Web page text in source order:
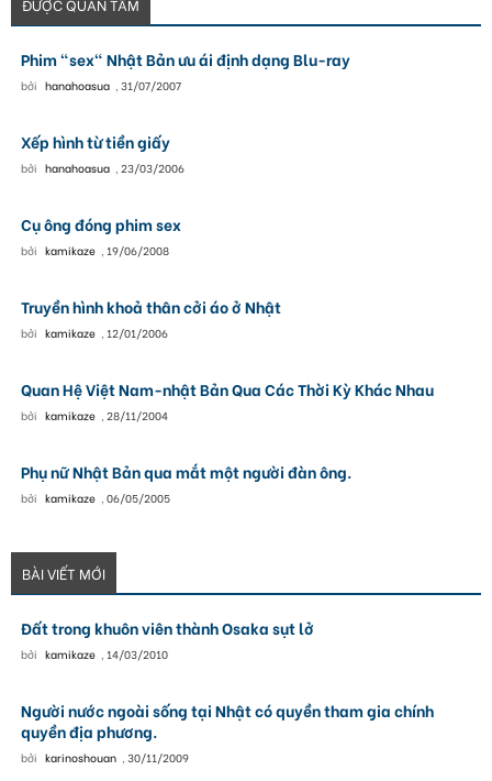
Phim "sex" Nhật Bản ưu ái định dạng Blu-ray
bởi hanahoasua , 31/07/2007
Xếp hình từ tiền giấy
bởi hanahoasua , 23/03/2006
Cụ ông đóng phim sex
bởi kamikaze , 19/06/2008
Truyền hình khoả thân cởi áo ở Nhật
bởi kamikaze , 12/01/2006
Quan Hệ Việt Nam-nhật Bản Qua Các Thời Kỳ Khác Nhau
bởi kamikaze , 28/11/2004
Phụ nữ Nhật Bản qua mắt một người đàn ông.
bởi kamikaze , 06/05/2005
BÀI VIẾT MỚI
Đất trong khuôn viên thành Osaka sụt lở
bởi kamikaze , 14/03/2010
Người nước ngoài sống tại Nhật có quyền tham gia chính
quyền địa phương.
bởi karinoshouan , 30/11/2009